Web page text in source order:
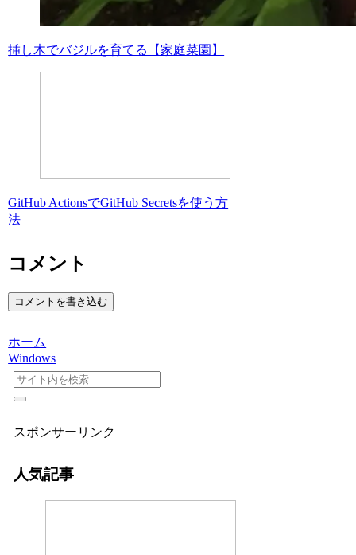
挿し木でバジルを育てる【家庭菜園】
GitHub ActionsでGitHub Secretsを使う方
法
コメント
コメントを書き込む
ホーム
Windows
スポンサーリンク
人気記事